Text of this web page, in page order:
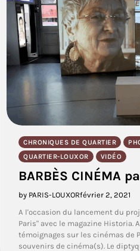
CHRONIQUES DE QUARTIER
QUARTIER-LOUXOR
VIDÉO
BARBÈS CINÉMA
by PARIS-LOUXORfévrier 2, 2021
A l'occasion du lancement du
Paris" avec le magazine Historia.
témoignages sur les cinémas de
souvenirs de cinéma(s). Le